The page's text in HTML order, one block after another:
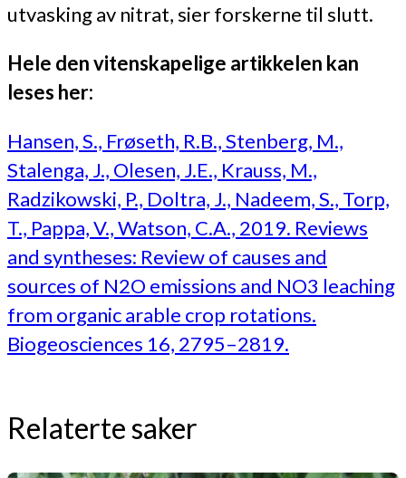
utvasking av nitrat, sier forskerne til slutt.
Hele den vitenskapelige artikkelen kan
leses her:
Hansen, S., Frøseth, R.B., Stenberg, M.,
Stalenga, J., Olesen, J.E., Krauss, M.,
Radzikowski, P., Doltra, J., Nadeem, S., Torp,
T., Pappa, V., Watson, C.A., 2019. Reviews
and syntheses: Review of causes and
sources of N2O emissions and NO3 leaching
from organic arable crop rotations.
Biogeosciences 16, 2795–2819.
Relaterte saker